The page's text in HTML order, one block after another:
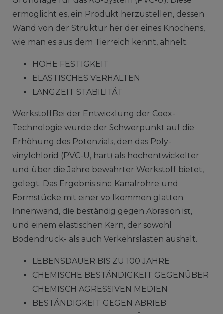
ermöglicht es, ein Produkt herzustellen, dessen
Wand von der Struktur her der eines Knochens,
wie man es aus dem Tierreich kennt, ähnelt.
HOHE FESTIGKEIT
ELASTISCHES VERHALTEN
LANGZEIT STABILITÄT
WerkstoffBei der Entwicklung der Coex-
Technologie wurde der Schwerpunkt auf die
Erhöhung des Potenzials, den das Poly­
vinylchlorid (PVC-U, hart) als hochentwickelter
und über die Jahre bewährter Werkstoff bietet,
gelegt. Das Ergebnis sind Kanalrohre und
Formstücke mit einer vollkommen glatten
Innenwand, die beständig gegen Abrasion ist,
und einem elastischen Kern, der sowohl
Bodendruck- als auch Verkehrslasten aushält.
LEBENSDAUER BIS ZU 100 JAHRE
CHEMISCHE BESTÄNDIGKEIT GEGENÜBER
CHEMISCH AGRESSIVEN MEDIEN
BESTÄNDIGKEIT GEGEN ABRIEB